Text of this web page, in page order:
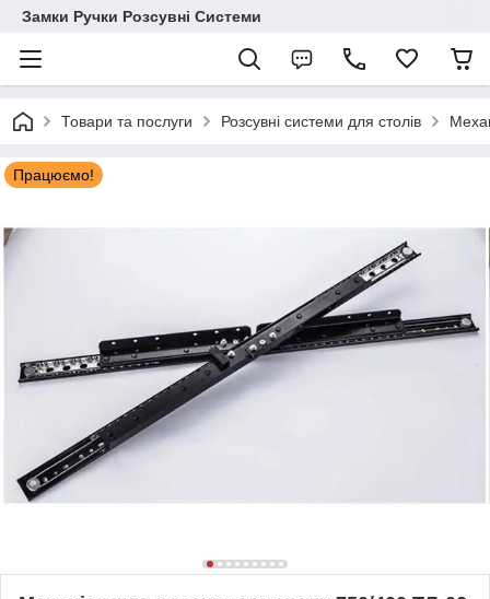
Замки Ручки Розсувні Системи
Товари та послуги Розсувні системи для столів
Працюємо!